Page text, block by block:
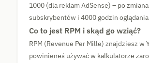
1000 (dla reklam AdSense) – po
subskrybentów i 4000 godzin
Co to jest RPM i skąd go wziąć?
RPM (Revenue Per Mille) znajdziesz
powinieneś używać w kalkulatorze